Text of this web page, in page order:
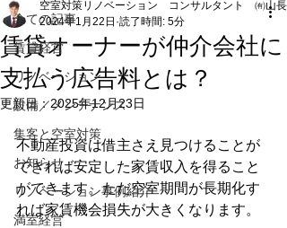
全ての記事
賃貸経営
リノベーション
設備／メンテナンス
集客と空室対策
お知らせ
リノベーション事例紹介
満室経営
賃貸オーナーが仲介会社に
支払う広告料とは？
空室対策リノベーション コンサルタント ㈲山長
2024年1月22日 読了時間: 5分
更新日：2025年12月23日
不動産投資は借主さえ見つけることが
できれば安定した家賃収入を得ること
ができます。ただ空室期間が長期化す
れば家賃機会損失が大きくなります。